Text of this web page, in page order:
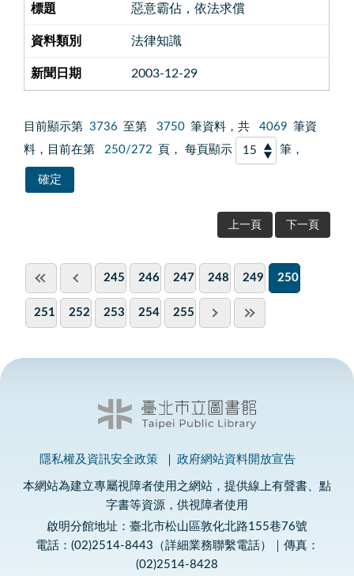
惡意霸佔，依法求償
法律知識
2003-12-29
目前顯示第 3736 至第 3750 筆資料，共 4069 筆資
料，目前在第
250/272 頁， 每頁顯示 筆，
上一頁 下一頁
245 246 247 248 249 250
251 252 253 254 255
隱私權及資訊安全政策 政府網站資料開放宣告
本網站為建立專屬視障者使用之網站，提供線上有聲書、點
字書等資源，供視障者使用
啟明分館地址：臺北市松山區敦化北路155巷76號
電話：(02)2514-8443（詳細業務聯繫電話）｜傳真：
(02)2514-8428